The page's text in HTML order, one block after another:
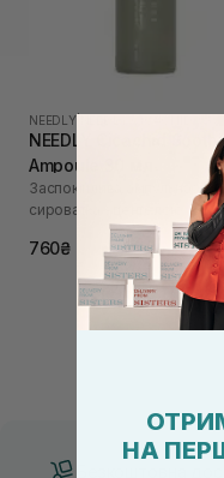
NEEDLY
NEEDLY Cicachid
Ampoule 30 мл
Заспокійлива ампульна
сироватка з центелою
760₴
НА